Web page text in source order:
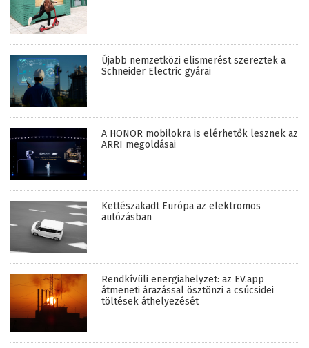
Újabb nemzetközi elismerést szereztek a
Schneider Electric gyárai
A HONOR mobilokra is elérhetők lesznek az
ARRI megoldásai
Kettészakadt Európa az elektromos
autózásban
Rendkívüli energiahelyzet: az EV.app
átmeneti árazással ösztönzi a csúcsidei
töltések áthelyezését